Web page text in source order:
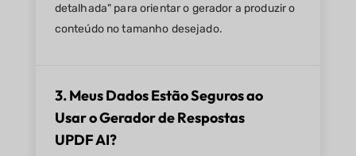
detalhada" para orientar o gerador a produzir o
conteúdo no tamanho desejado.
3. Meus Dados Estão Seguros ao
Usar o Gerador de Respostas
UPDF AI?